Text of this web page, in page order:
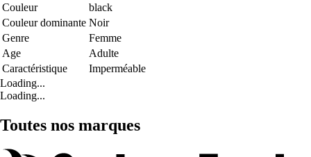
Couleur
black
Couleur dominante Noir
Genre
Femme
Age
Adulte
Caractéristique
Imperméable
Loading...
Loading...
Toutes nos marques